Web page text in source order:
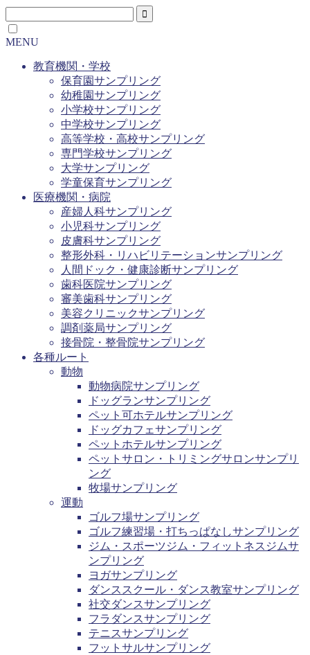
MENU
教育機関・学校
保育園サンプリング
幼稚園サンプリング
小学校サンプリング
中学校サンプリング
高等学校・高校サンプリング
専門学校サンプリング
大学サンプリング
学童保育サンプリング
医療機関・病院
産婦人科サンプリング
小児科サンプリング
皮膚科サンプリング
整形外科・リハビリテーションサンプリング
人間ドック・健康診断サンプリング
歯科医院サンプリング
審美歯科サンプリング
美容クリニックサンプリング
調剤薬局サンプリング
接骨院・整骨院サンプリング
各種ルート
動物
動物病院サンプリング
ドッグランサンプリング
ペット可ホテルサンプリング
ドッグカフェサンプリング
ペットホテルサンプリング
ペットサロン・トリミングサロンサンプリ
ング
牧場サンプリング
運動
ゴルフ場サンプリング
ゴルフ練習場・打ちっぱなしサンプリング
ジム・スポーツジム・フィットネスジムサ
ンプリング
ヨガサンプリング
ダンススクール・ダンス教室サンプリング
社交ダンスサンプリング
フラダンスサンプリング
テニスサンプリング
フットサルサンプリング